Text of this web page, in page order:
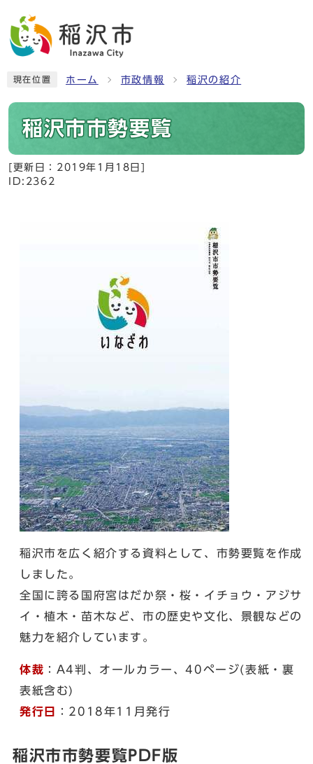
現在位置 ホーム 市政情報 稲沢の紹介
稲沢市市勢要覧
[更新日： 2019年1月18日
ID:2362
稲沢市を広く紹介する資料として、市勢要覧を作成
しました。
全国に誇る国府宮はだか祭・桜・イチョウ・アジサ
イ・植木・苗木など、市の歴史や文化、景観などの
魅力を紹介しています。
体裁 ：A4判、オールカラー、40ページ(表紙・裏
表紙含む)
発行日
：2018年11月発行
稲沢市市勢要覧PDF版